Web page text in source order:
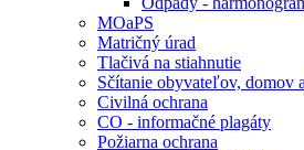
MOaPS
Matričný úrad
Tlačivá na stiahnutie
Sčítanie obyvateľov, domov
Civilná ochrana
CO - informačné plagáty
Požiarna ochrana